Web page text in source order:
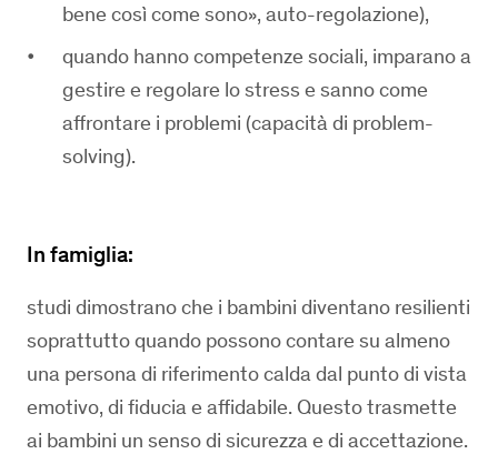
bene così come sono», auto-regolazione),
quando hanno competenze sociali, imparano a
gestire e regolare lo stress e sanno come
affrontare i problemi (capacità di problem-
solving).
In famiglia:
studi dimostrano che i bambini diventano resilienti
soprattutto quando possono contare su almeno
una persona di riferimento calda dal punto di vista
emotivo, di fiducia e affidabile. Questo trasmette
ai bambini un senso di sicurezza e di accettazione.